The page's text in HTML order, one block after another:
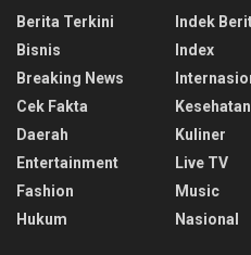
Berita Terkini
Bisnis
Breaking News
Cek Fakta
Daerah
Entertainment
Fashion
Hukum
Indek
Index
Kesehatan
Kuliner
Live TV
Music
Nasional